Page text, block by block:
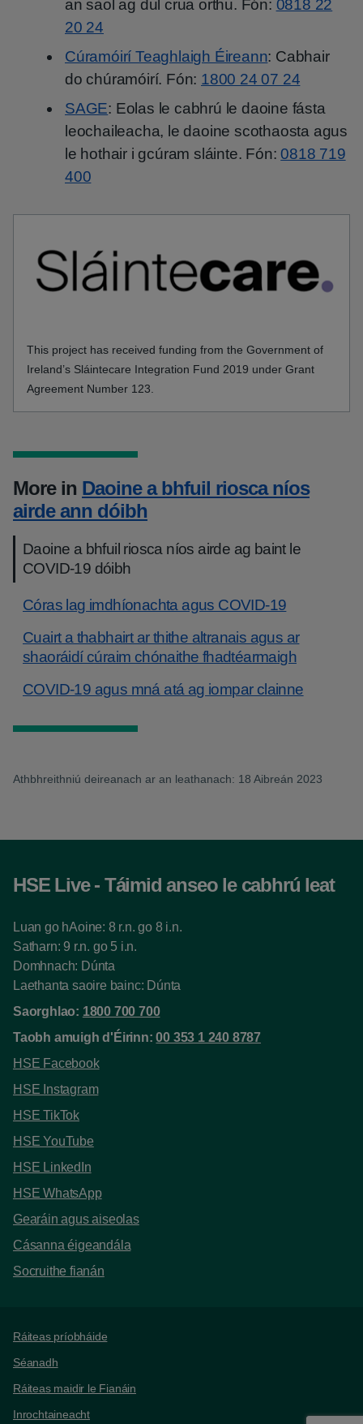
an saol ag dul crua orthu. Fón: 0818 22
20 24
Cúramóirí Teaghlaigh Éireann: Cabhair
do chúramóirí. Fón: 1800 24 07 24
SAGE: Eolas le cabhrú le daoine fásta
leochaileacha, le daoine scothaosta agus
le hothair i gcúram sláinte. Fón:0818 719
400
This project has received funding from the Government of
Ireland’s Sláintecare Integration Fund 2019 under Grant
Agreement Number 123.
More in Daoine a bhfuil riosca níos
airde ann dóibh
Daoine a bhfuil riosca níos airde ag baint le
COVID-19 dóibh
Córas lag imdhíonachta agus COVID-19
Cuairt a thabhairt ar thithe altranais agus ar
shaoráidí cúraim chónaithe fhadtéarmaigh
COVID-19 agus mná atá ag iompar clainne
Athbhreithniú deireanach ar an leathanach: 18 Aibreán 2023
HSE Live - Táimid anseo le cabhrú leat
Luan go hAoine: 8 r.n. go 8 i.n.
Satharn: 9 r.n. go 5 i.n.
Domhnach: Dúnta
Laethanta saoire bainc: Dúnta
Saorghlao: 1800 700 700
Taobh amuigh d'Éirinn:00 353 1 240 8787
HSE Facebook
HSE Instagram
HSE TikTok
HSE YouTube
HSE LinkedIn
HSE WhatsApp
Gearáin agus aiseolas
Cásanna éigeandála
Socruithe fianán
Support links
Ráiteas príobháide
Séanadh
Ráiteas maidir le Fianáin
Inrochtaineacht